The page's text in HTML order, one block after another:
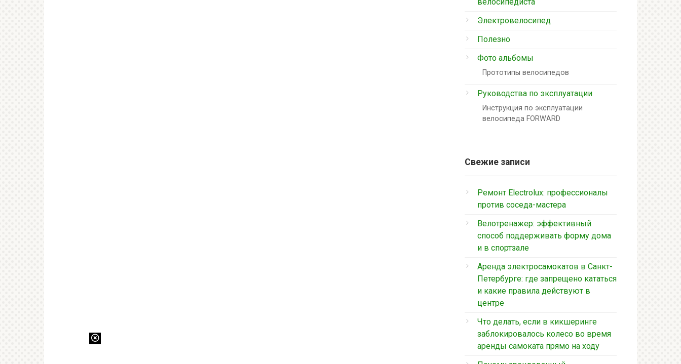
Электровелосипед
Полезно
Фото альбомы
Прототипы велосипедов
Руководства по эксплуатации
Инструкция по эксплуатации
велосипеда FORWARD
Свежие записи
Ремонт Electrolux: профессионалы
против соседа-мастера
Велотренажер: эффективный
способ поддерживать форму дома
и в спортзале
Аренда электросамокатов в Санкт-
Петербурге: где запрещено кататься
и какие правила действуют в
центре
Что делать, если в кикшеринге
заблокировалось колесо во время
аренды самоката прямо на ходу